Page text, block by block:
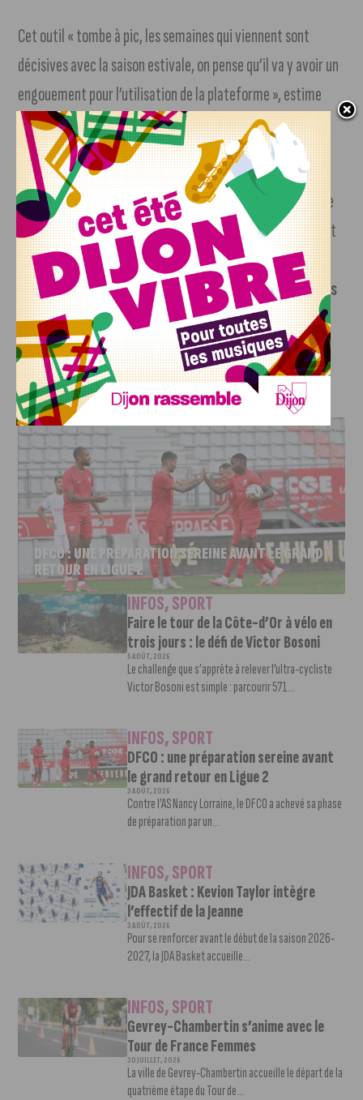
Cet outil « tombe à pic, les semaines qui viennent sont
décisives avec la saison estivale, on pense qu’il va y avoir un
engouement pour l’utilisation de la plateforme », estime
Paul-Henri Antonmattei, professeur du droit du travail à
l’Université de Montpellier qui a participé au projet.
Selon lui, la pandémie « a créé certains doutes, quand on ne
sait pas quand on va reprendre… mais cette incertitude est
en train de se gommer.La plateforme va accélérer le
retour de ces personnes et convaincre celles tentées
d’aller ailleurs de revenir » vers l’hôtellerie-
restauration.
J'AIME LE DFCO
DFCO : UNE PRÉPARATION SEREINE AVANT LE GRAND
RETOUR EN LIGUE 2
INFOS,SPORT
Faire le tour de la Côte-d’Or à vélo en
trois jours : le défi de Victor Bosoni
5 AOÛT, 2026
Le challenge que s’apprête à relever l’ultra-cycliste
Victor Bosoni est simple : parcourir 571...
INFOS,SPORT
DFCO : une préparation sereine avant
le grand retour en Ligue 2
3 AOÛT, 2026
Contre l’AS Nancy Lorraine, le DFCO a achevé sa phase
de préparation par un...
INFOS,SPORT
JDA Basket : Kevion Taylor intègre
l’effectif de la Jeanne
3 AOÛT, 2026
Pour se renforcer avant le début de la saison 2026-
2027, la JDA Basket accueille...
INFOS,SPORT
Gevrey-Chambertin s’anime avec le
Tour de France Femmes
30 JUILLET, 2026
La ville de Gevrey-Chambertin accueille le départ de la
quatrième étape du Tour de...